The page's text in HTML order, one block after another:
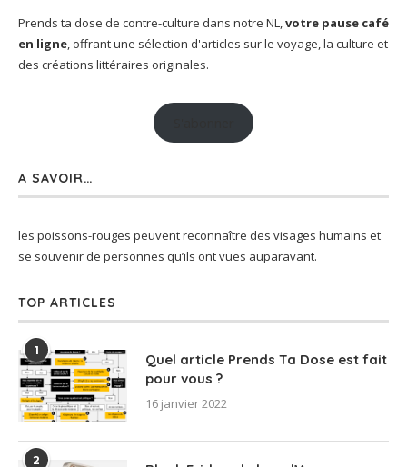
Prends ta dose de contre-culture dans notre NL,votre pause café
en ligne, offrant une sélection d'articles sur le voyage, la culture et
des créations littéraires originales.
A SAVOIR…
les poissons-rouges peuvent reconnaître des visages humains et
se souvenir de personnes qu’ils ont vues auparavant.
TOP ARTICLES
1
Quel article Prends Ta Dose est fait
pour vous ?
16 janvier 2022
2